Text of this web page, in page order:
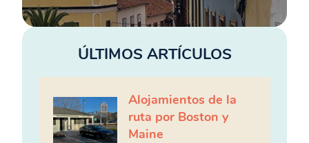
ÚLTIMOS ARTÍCULOS
Alojamientos de la
ruta por Boston y
Maine